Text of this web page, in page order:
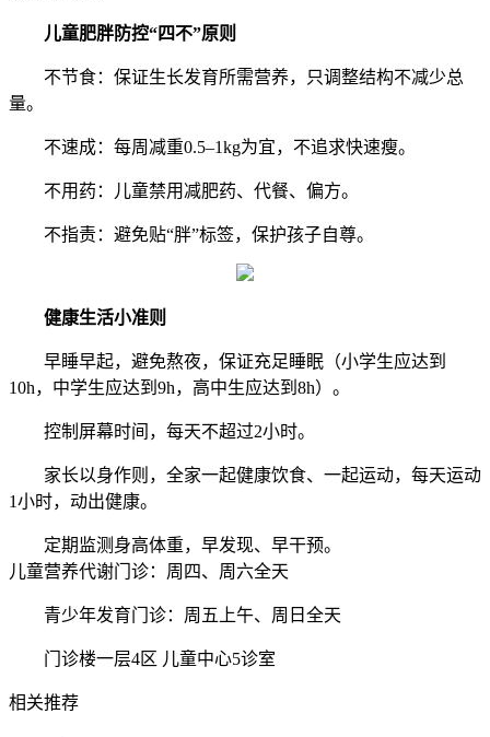
儿童肥胖防控“四不”原则
不节食：保证生长发育所需营养，只调整结构不减少总
量。
不速成：每周减重0.5–1kg为宜，不追求快速瘦。
不用药：儿童禁用减肥药、代餐、偏方。
不指责：避免贴“胖”标签，保护孩子自尊。
健康生活小准则
早睡早起，避免熬夜，保证充足睡眠（小学生应达到
10h，中学生应达到9h，高中生应达到8h）。
控制屏幕时间，每天不超过2小时。
家长以身作则，全家一起健康饮食、一起运动，每天运动
1小时，动出健康。
定期监测身高体重，早发现、早干预。
儿童营养代谢门诊：周四、周六全天
青少年发育门诊：周五上午、周日全天
门诊楼一层4区 儿童中心5诊室
相关推荐